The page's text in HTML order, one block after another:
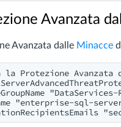
Avanzata
Avanzata dalle Minacce
Protezione Avanzata
"DataServices-
"enterprise-sql-
"